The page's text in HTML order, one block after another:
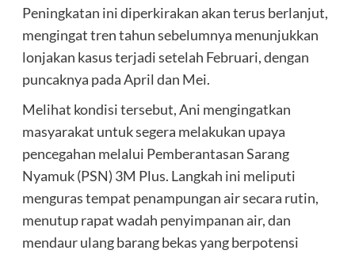
Peningkatan ini diperkirakan akan terus berlanjut,
mengingat tren tahun sebelumnya menunjukkan
lonjakan kasus terjadi setelah Februari, dengan
puncaknya pada April dan Mei.
Melihat kondisi tersebut, Ani mengingatkan
masyarakat untuk segera melakukan upaya
pencegahan melalui Pemberantasan Sarang
Nyamuk (PSN) 3M Plus. Langkah ini meliputi
menguras tempat penampungan air secara rutin,
menutup rapat wadah penyimpanan air, dan
mendaur ulang barang bekas yang berpotensi